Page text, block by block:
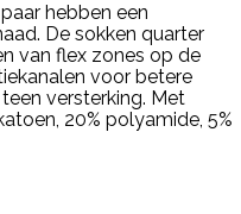
hebben een
De sokken quarter
van flex zones op de
voor betere
versterking. Met
20% polyamide, 5%